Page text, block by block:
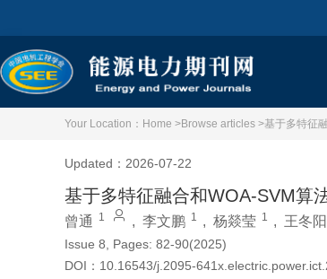
Your Location： Home >Browse articles >基于多特征
Updated：2026-07-22
基于多特征融合和WOA-SVM算
曾通 1 , 李文鹏 1 , 杨燚莹 1 , 王冬阳
Issue 8, Pages: 82-90(2025)
DOI： 10.16543/j.2095-